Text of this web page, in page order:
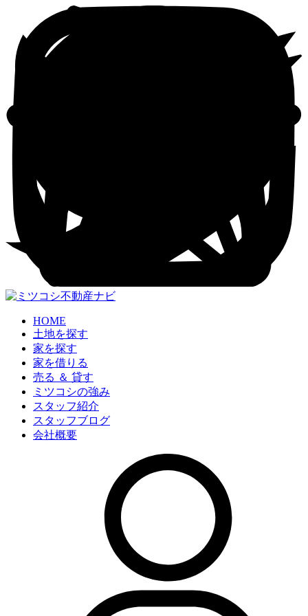
HOME
土地を探す
家を探す
家を借りる
売る ＆ 貸す
ミツコシの強み
スタッフ紹介
スタッフブログ
会社概要